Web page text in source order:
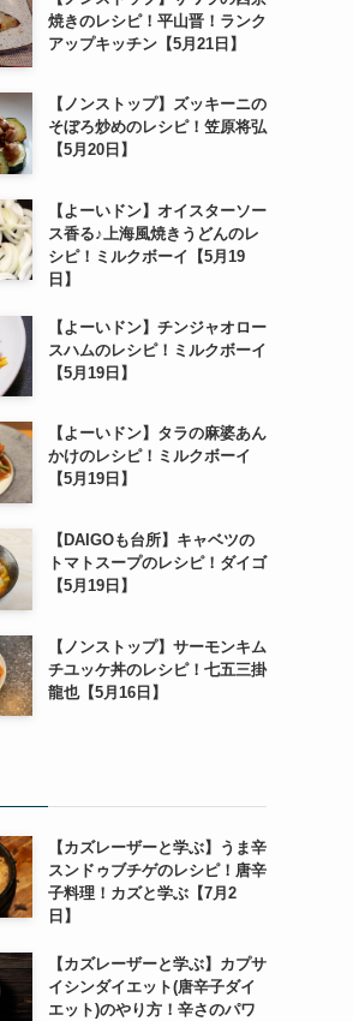
焼きのレシピ！平山晋！ランク
アップキッチン【5月21日】
【ノンストップ】ズッキーニの
そぼろ炒めのレシピ！笠原将弘
【5月20日】
【よーいドン】オイスターソー
ス香る♪上海風焼きうどんのレ
シピ！ミルクボーイ【5月19
日】
【よーいドン】チンジャオロー
スハムのレシピ！ミルクボーイ
【5月19日】
【よーいドン】タラの麻婆あん
かけのレシピ！ミルクボーイ
【5月19日】
【DAIGOも台所】キャベツの
トマトスープのレシピ！ダイゴ
【5月19日】
【ノンストップ】サーモンキム
チユッケ丼のレシピ！七五三掛
龍也【5月16日】
【カズレーザーと学ぶ】うま辛
スンドゥブチゲのレシピ！唐辛
子料理！カズと学ぶ【7月2
日】
【カズレーザーと学ぶ】カプサ
イシンダイエット(唐辛子ダイ
エット)のやり方！辛さのパワ